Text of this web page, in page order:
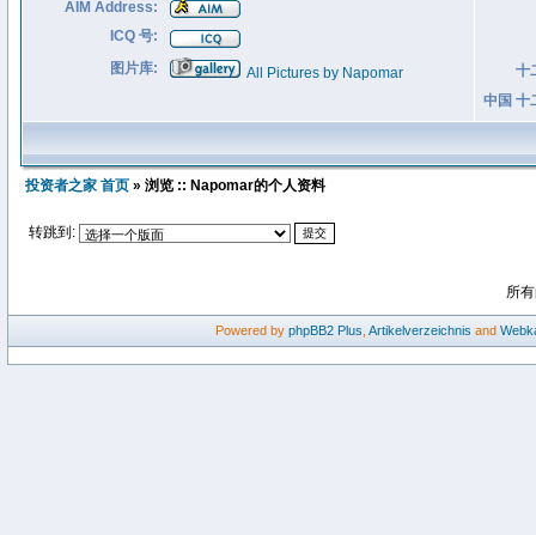
十
中国 十
AIM Address:
ICQ 号:
图片库:
All Pictures by Napomar
投资者之家 首页 » 浏览 :: Napomar的个人资料
转跳到:
所
Powered by phpBB2 Plus Artikelverzeichnis and